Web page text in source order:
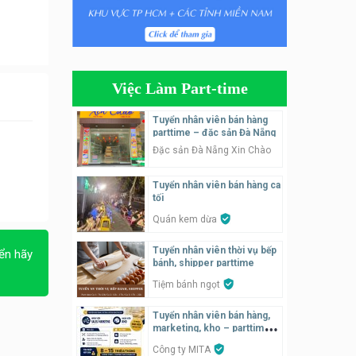
hãy
Tuyển nhân viên bán hàng
parttime
parttime
Húp Tea
tiệm trà sữa
TRÀ SỮA THÁI LAN
SONGKRAN
Tuyển nhân viên tư vấn bán
hàng tiệm bánh ngọt
Tiệm bánh ngọt
Tuyển nhân viên pha chế,
phục vụ bàn
SNACK BAR NHẬT
Việc Làm Part-time
Tuyển nhân viên bán hàng
parttime – đặc sản Đà Nẵng
Đặc sản Đà Nẵng Xin Chào
Tuyển nhân viên bán hàng ca
tối
Quán kem dừa
Tuyển nhân viên thời vụ bếp
bánh, shipper parttime
Tiệm bánh ngọt
Tuyển nhân viên bán hàng,
marketing, kho – parttime,
Công ty MITA